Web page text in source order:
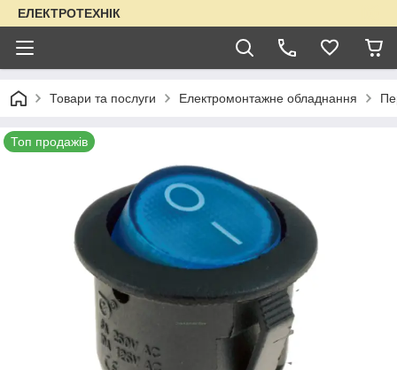
ЕЛЕКТРОТЕХНІК
Товари та послуги Електромонтажне обладнання
Топ продажів